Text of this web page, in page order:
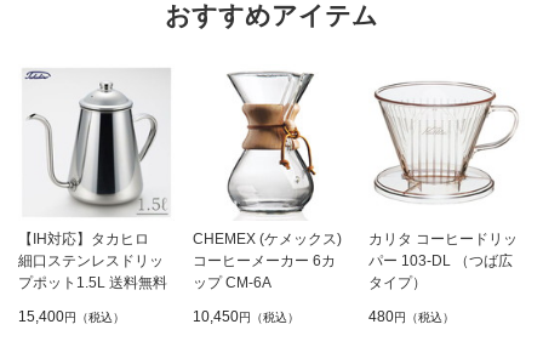
おすすめアイテム
【IH対応】タカヒロ
細口ステンレスドリッ
プポット1.5L 送料無料
15,400円（税込）
CHEMEX (ケメックス)
コーヒーメーカー 6カ
ップ CM-6A
10,450円（税込）
カリタ コーヒードリッ
パー 103-DL （つば広
タイプ）
480円（税込）